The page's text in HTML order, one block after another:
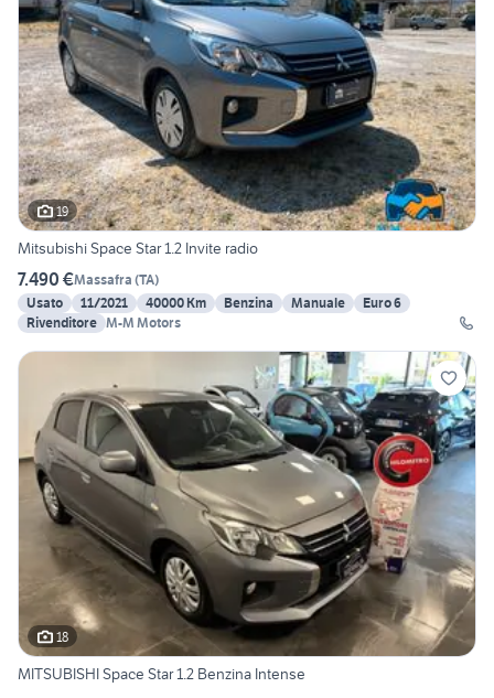
19
Mitsubishi Space Star 1.2 Invite radio
7.490 €Massafra (TA)
Usato
11/2021 40000 Km Benzina Manuale
Euro 6
Rivenditore M-M Motors
18
MITSUBISHI Space Star 1.2 Benzina Intense